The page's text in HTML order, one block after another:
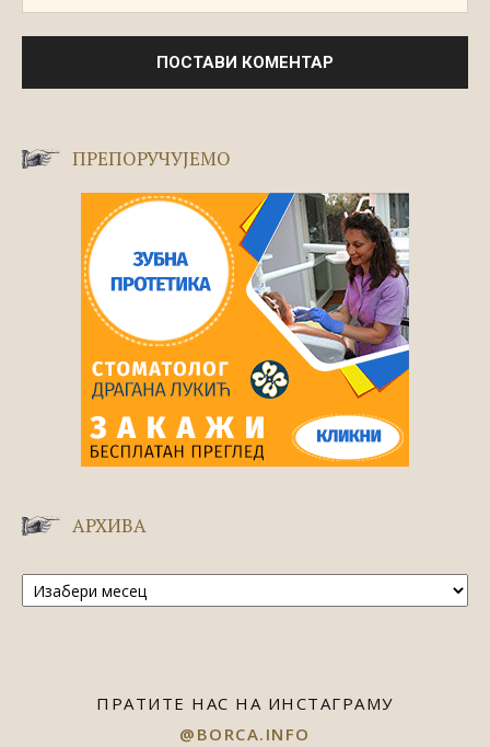
ПРЕПОРУЧУЈЕМО
АРХИВА
Архива
ПРАТИТЕ НАС НА ИНСТАГРАМУ
@BORCA.INFO